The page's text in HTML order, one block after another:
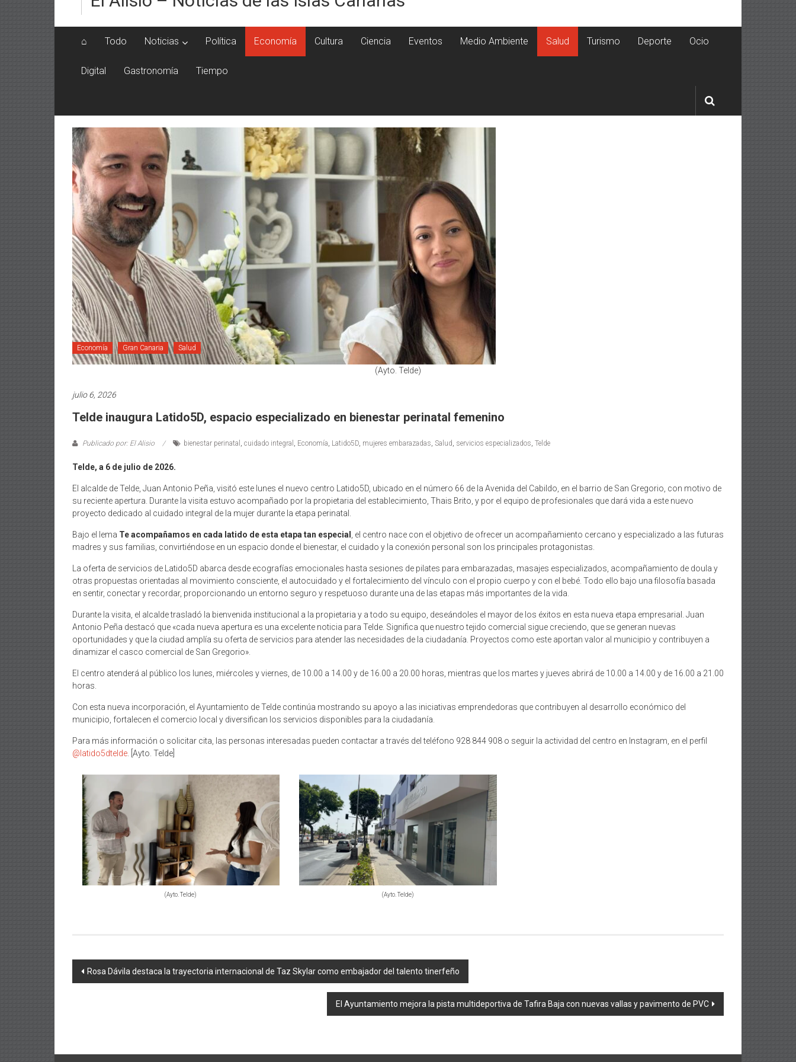
⌂ Todo Noticias Política Economía Cultura Ciencia Eventos Medio Ambiente Salud Turismo Deporte Ocio
Digital Gastronomía Tiempo
Economía Gran Canaria Salud
(Ayto. Telde)
julio 6, 2026
Telde inaugura Latido5D, espacio especializado en bienestar perinatal femenino
Publicado por: El Alisio bienestar perinatal , cuidado integral , Economía, Latido5D, mujeres embarazadas, Salud, servicios especializados, Telde
Telde, a 6 de julio de 2026.
El alcalde de Telde, Juan Antonio Peña, visitó este lunes el nuevo centro Latido5D, ubicado en el número 66 de la Avenida del Cabildo, en el barrio de San Gregorio, con motivo de
su reciente apertura. Durante la visita estuvo acompañado por la propietaria del establecimiento, Thais Brito, y por el equipo de profesionales que dará vida a este nuevo
proyecto dedicado al cuidado integral de la mujer durante la etapa perinatal.
Bajo el lema Te acompañamos en cada latido de esta etapa tan especial
, el centro nace con el objetivo de ofrecer un acompañamiento cercano y especializado a las futuras
madres y sus familias, convirtiéndose en un espacio donde el bienestar, el cuidado y la conexión personal son los principales protagonistas.
La oferta de servicios de Latido5D abarca desde ecografías emocionales hasta sesiones de pilates para embarazadas, masajes especializados, acompañamiento de doula y
otras propuestas orientadas al movimiento consciente, el autocuidado y el fortalecimiento del vínculo con el propio cuerpo y con el bebé. Todo ello bajo una filosofía basada
en sentir, conectar y recordar, proporcionando un entorno seguro y respetuoso durante una de las etapas más importantes de la vida.
Durante la visita, el alcalde trasladó la bienvenida institucional a la propietaria y a todo su equipo, deseándoles el mayor de los éxitos en esta nueva etapa empresarial. Juan
Antonio Peña destacó que «cada nueva apertura es una excelente noticia para Telde. Significa que nuestro tejido comercial sigue creciendo, que se generan nuevas
oportunidades y que la ciudad amplía su oferta de servicios para atender las necesidades de la ciudadanía. Proyectos como este aportan valor al municipio y contribuyen a
dinamizar el casco comercial de San Gregorio».
El centro atenderá al público los lunes, miércoles y viernes, de 10.00 a 14.00 y de 16.00 a 20.00 horas, mientras que los martes y jueves abrirá de 10.00 a 14.00 y de 16.00 a 21.00
horas.
Con esta nueva incorporación, el Ayuntamiento de Telde continúa mostrando su apoyo a las iniciativas emprendedoras que contribuyen al desarrollo económico del
municipio, fortalecen el comercio local y diversifican los servicios disponibles para la ciudadanía.
Para más información o solicitar cita, las personas interesadas pueden contactar a través del teléfono 928 844 908 o seguir la actividad del centro en Instagram, en el perfil
@latido5dtelde . [Ayto. Telde]
(Ayto. Telde) (Ayto. Telde)
Navegación
Rosa Dávila destaca la trayectoria internacional de Taz Skylar como embajador del talento tinerfeño
El Ayuntamiento mejora la pista multideportiva de Tafira Baja con nuevas vallas y pavimento de PVC